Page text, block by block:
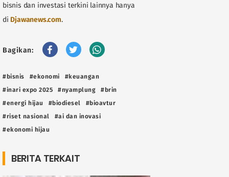
bisnis dan investasi terkini lainnya hanya
di Djawanews.com.
Bagikan:
#bisnis #ekonomi
#keuangan
#inari expo 2025
#nyamplung
#brin
#energi hijau
#biodiesel
#bioavtur
#riset nasional
#ai dan inovasi
#ekonomi hijau
BERITA TERKAIT